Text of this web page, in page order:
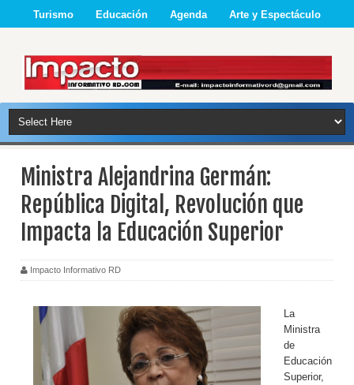
Turismo Educación Agenda Arte y Espectáculo
Ministra Alejandrina Germán:
República Digital, Revolución que
Impacta la Educación Superior
Impacto Informativo RD
La
Ministra
de
Educación
Superior,